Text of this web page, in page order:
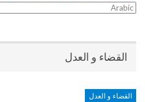
القضاء و العدل
القضاء و العدل